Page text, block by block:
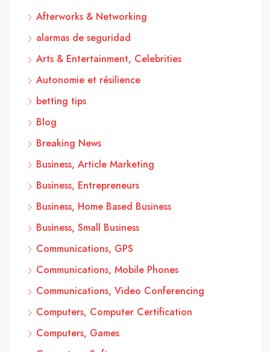
Afterworks & Networking
alarmas de seguridad
Arts & Entertainment, Celebrities
Autonomie et résilience
betting tips
Blog
Breaking News
Business, Article Marketing
Business, Entrepreneurs
Business, Home Based Business
Business, Small Business
Communications, GPS
Communications, Mobile Phones
Communications, Video Conferencing
Computers, Computer Certification
Computers, Games